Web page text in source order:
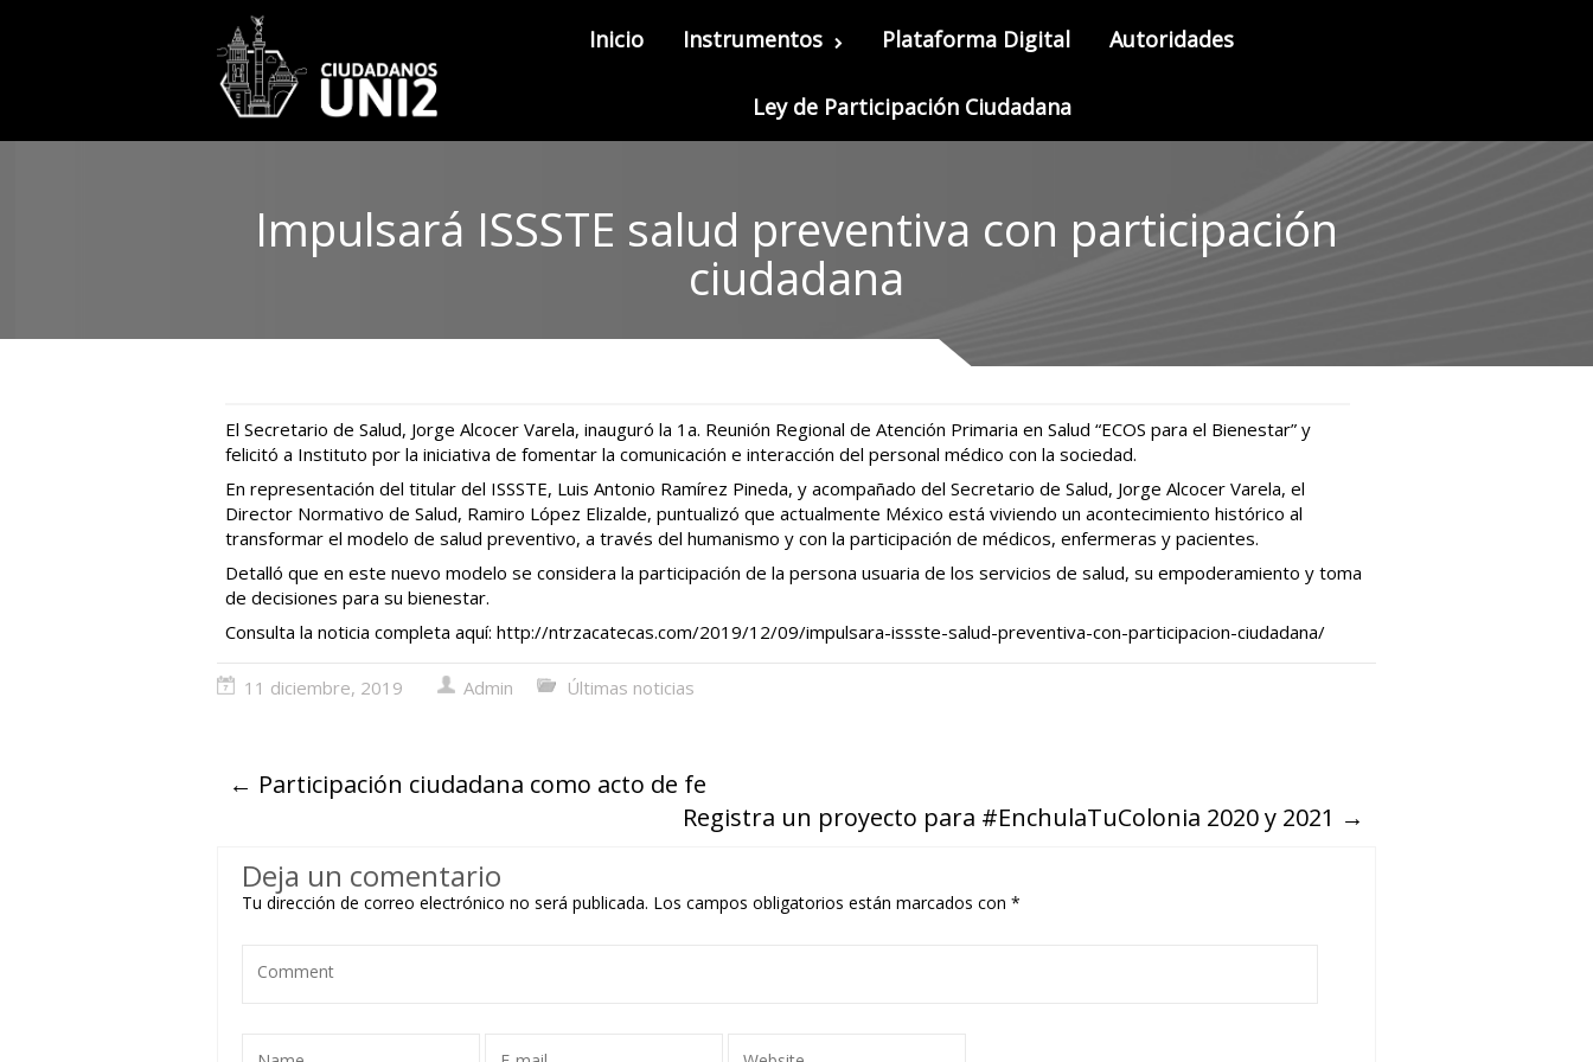
Inicio Instrumentos Plataforma Digital Autoridades
Ley de Participación Ciudadana
Impulsará ISSSTE salud preventiva con participación
ciudadana
El Secretario de Salud, Jorge Alcocer Varela, inauguró la 1a. Reunión Regional de Atención Primaria en Salud “ECOS para el Bienestar” y
felicitó a Instituto por la iniciativa de fomentar la comunicación e interacción del personal médico con la sociedad.
En representación del titular del ISSSTE, Luis Antonio Ramírez Pineda, y acompañado del Secretario de Salud, Jorge Alcocer Varela, el
Director Normativo de Salud, Ramiro López Elizalde, puntualizó que actualmente México está viviendo un acontecimiento histórico al
transformar el modelo de salud preventivo, a través del humanismo y con la participación de médicos, enfermeras y pacientes.
Detalló que en este nuevo modelo se considera la participación de la persona usuaria de los servicios de salud, su empoderamiento y toma
de decisiones para su bienestar.
Consulta la noticia completa aquí: http://ntrzacatecas.com/2019/12/09/impulsara-issste-salud-preventiva-con-participacion-ciudadana/
11 diciembre, 2019 Admin Últimas noticias
← Participación ciudadana como acto de fe
Registra un proyecto para #EnchulaTuColonia 2020 y 2021 →
Deja un comentario
Tu dirección de correo electrónico no será publicada. Los campos obligatorios están marcados con *